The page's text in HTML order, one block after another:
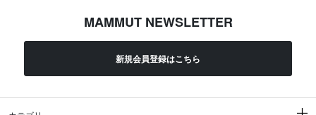
MAMMUT NEWSLETTER
新規会員登録はこちら